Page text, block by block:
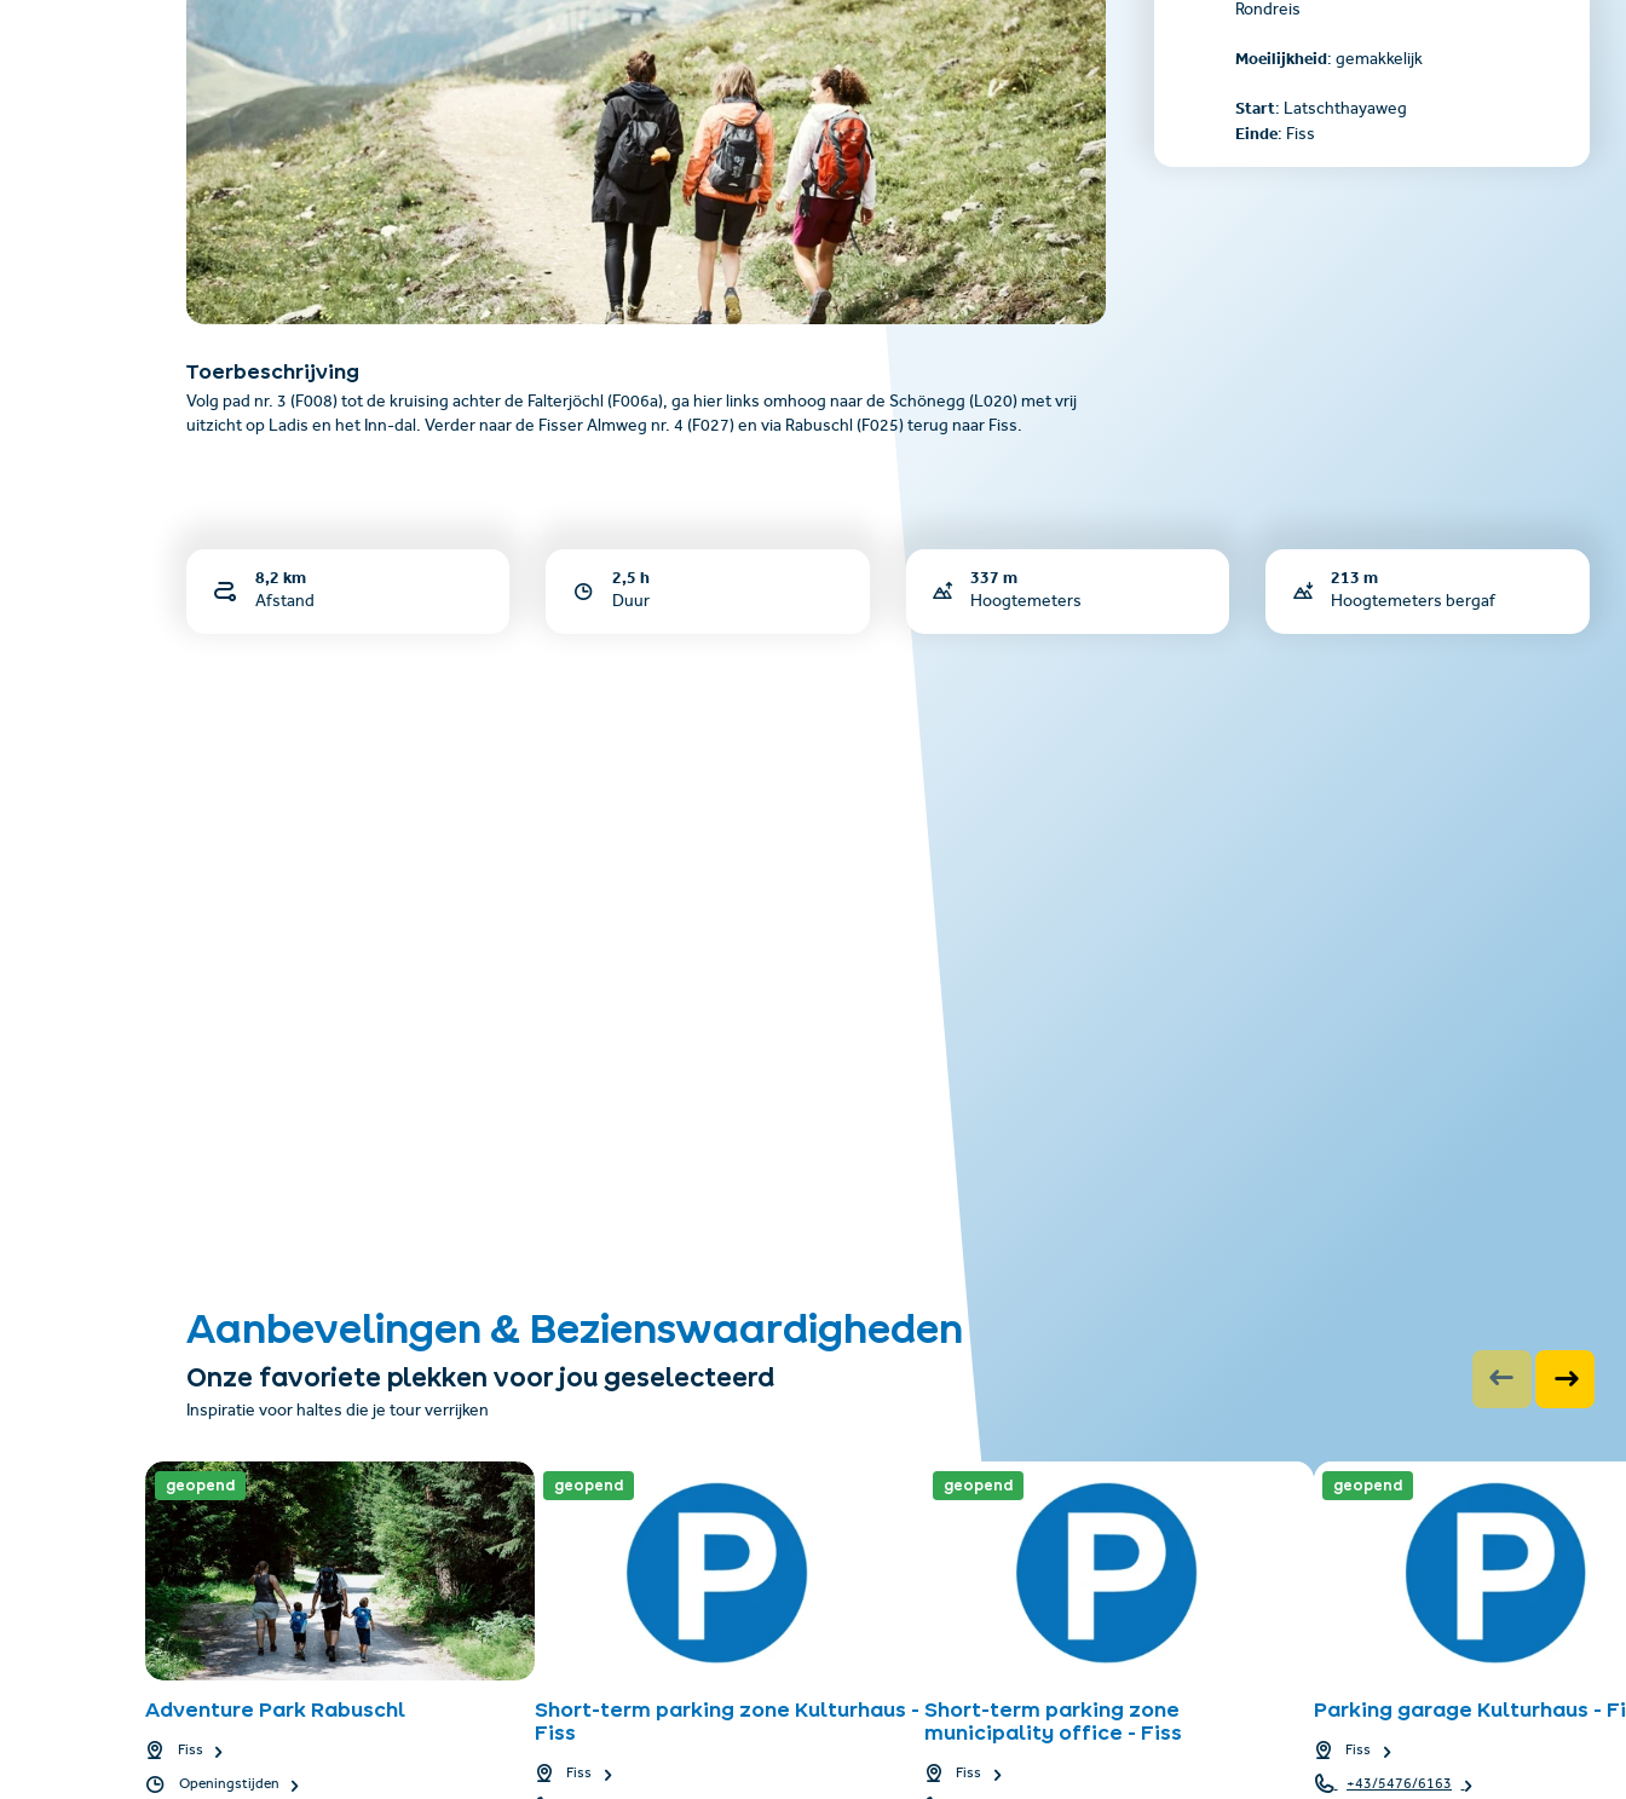
Toerbeschrijving
Volg pad nr. 3 (F008) tot de kruising achter de Falterjöchl (F006a), ga hier links omhoog naar de Schönegg (L020) met vrij
uitzicht op Ladis en het Inn-dal. Verder naar de Fisser Almweg nr. 4 (F027) en via Rabuschl (F025) terug naar Fiss.
Rondreis
Moeilijkheid: gemakkelijk
Start: Latschthayaweg
Einde: Fiss
8,2 km
Afstand
2,5 h
Duur
337 m
Hoogtemeters
213 m
Hoogtemeters bergaf
Aanbevelingen & Bezienswaardigheden
Onze favoriete plekken voor jou geselecteerd
Inspiratie voor haltes die je tour verrijken
geopend
Adventure Park Rabuschl
Fiss
Openingstijden
geopend
Short-term parking zone Kulturhaus -
Fiss
Fiss
geopend
Short-term parking zone
municipality office - Fiss
Fiss
geopend
Parking garage Kulturhaus -
Fiss
+43/5476/6163